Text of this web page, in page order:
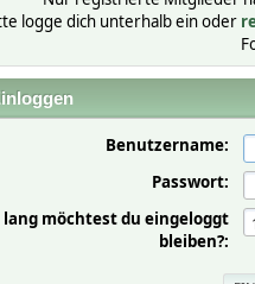
logge dich unterhalb ein oder
Benutzername:
Passwort:
lang möchtest du eingeloggt
bleiben?: